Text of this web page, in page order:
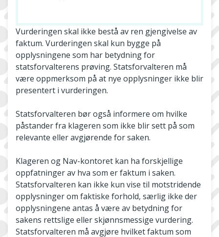
Vurderingen skal ikke bestå av ren gjengivelse av
faktum. Vurderingen skal kun bygge på
opplysningene som har betydning for
statsforvalterens prøving. Statsforvalteren må
være oppmerksom på at nye opplysninger ikke blir
presentert i vurderingen.
Statsforvalteren bør også informere om hvilke
påstander fra klageren som ikke blir sett på som
relevante eller avgjørende for saken.
Klageren og Nav-kontoret kan ha forskjellige
oppfatninger av hva som er faktum i saken.
Statsforvalteren kan ikke kun vise til motstridende
opplysninger om faktiske forhold, særlig ikke der
opplysningene antas å være av betydning for
sakens rettslige eller skjønnsmessige vurdering.
Statsforvalteren må avgjøre hvilket faktum som